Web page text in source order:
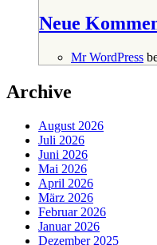
Neue
Mr WordPress
Archive
August 2026
Juli 2026
Juni 2026
Mai 2026
April 2026
März 2026
Februar 2026
Januar 2026
Dezember 2025